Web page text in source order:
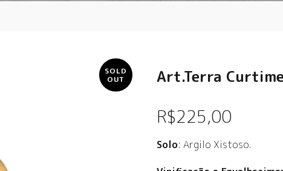
SOLD
OUT
Art.Terra
R$225,00
Solo: Argilo Xistoso.